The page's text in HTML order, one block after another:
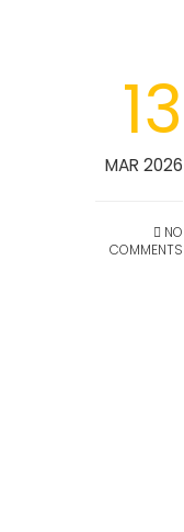
13
MAR 2026
NO
COMMENTS